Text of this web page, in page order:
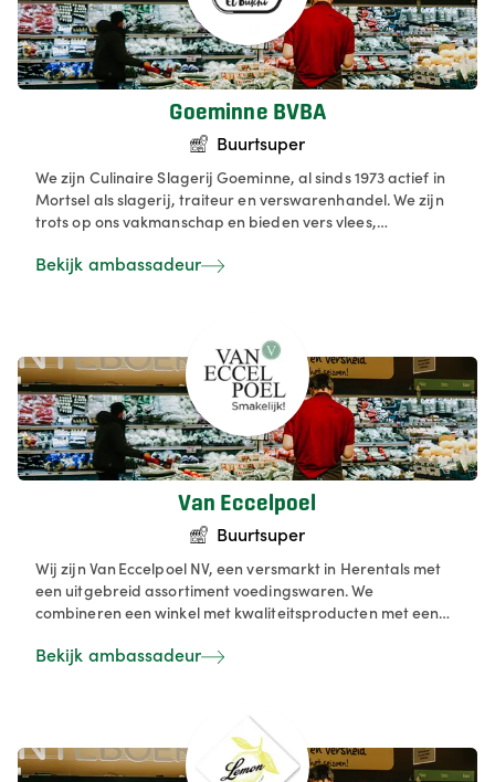
Goeminne BVBA
Buurtsuper
We zijn Culinaire Slagerij Goeminne, al sinds 1973 actief in
Mortsel als slagerij, traiteur en verswarenhandel. We zijn
trots op ons vakmanschap en bieden vers vlees,
belegde broodjes van hoge kwaliteit. We zijn er voor zowel
Bekijk ambassadeur
Van Eccelpoel
Buurtsuper
Wij zijn Van Eccelpoel NV, een versmarkt in Herentals met
een uitgebreid assortiment voedingswaren. We
combineren een winkel met kwaliteitsproducten met een
specialisten staan klaar om advies te geven en bestellingen
Bekijk ambassadeur